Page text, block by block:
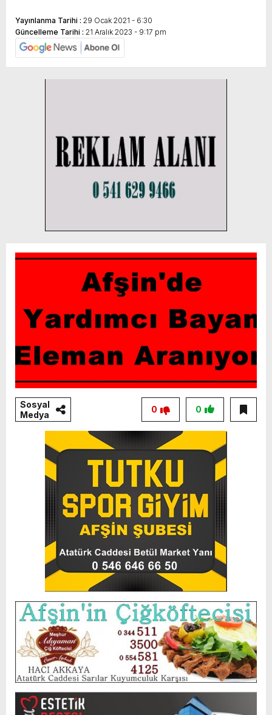
Yayınlanma Tarihi : 29 Ocak 2021 - 6:30
Güncelleme Tarihi : 21 Aralık 2023 - 9:17 pm
Sosyal
Medya
0
0